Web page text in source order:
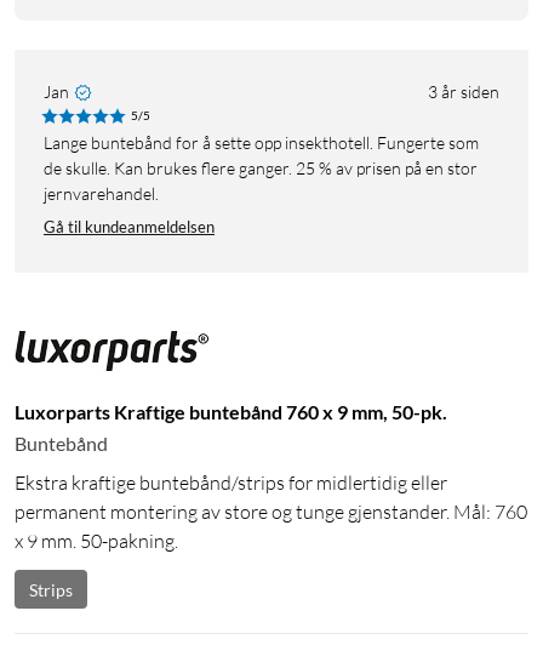
Jan 3 år siden
5/5
Lange buntebånd for å sette opp insekthotell. Fungerte som
de skulle. Kan brukes flere ganger. 25 % av prisen på en stor
jernvarehandel.
Gå til kundeanmeldelsen
Luxorparts Kraftige buntebånd 760 x 9 mm, 50-pk.
Buntebånd
Ekstra kraftige buntebånd/strips for midlertidig eller
permanent montering av store og tunge gjenstander. Mål: 760
x 9 mm. 50-pakning.
Strips